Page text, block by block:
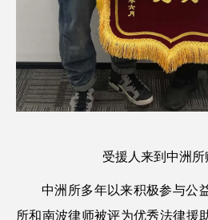
受援人来到中洲
中洲所多年以来积极参与公
所和南波律师被评为优秀法律援